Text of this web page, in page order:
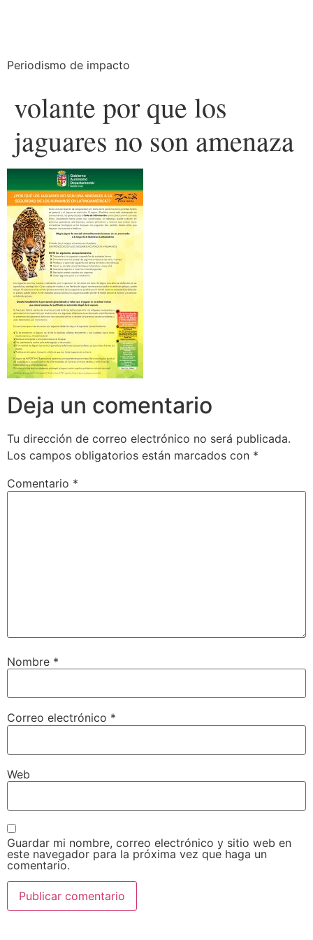
Periodismo de impacto
volante por que los
jaguares no son amenaza
Deja un comentario
Tu dirección de correo electrónico no será publicada.
Los campos obligatorios están marcados con *
Comentario *
Nombre *
Correo electrónico *
Web
Guardar mi nombre, correo electrónico y sitio web en
este navegador para la próxima vez que haga un
comentario.